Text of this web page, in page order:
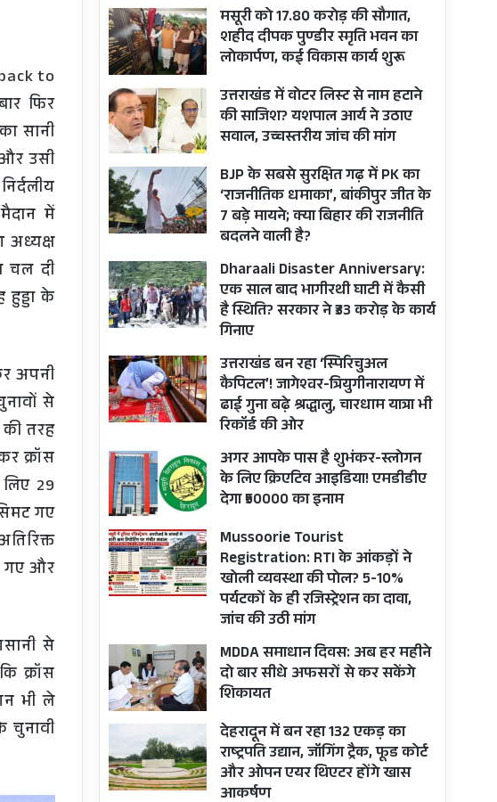
to
फिर
सानी
उसी
में
अध्यक्ष
चल दी
के
अपनी
से
तरह
क्रॉस
29
गए
गए और
से
क्रॉस
भी ले
चुनावी
मसूरी को 17.80 करोड़ की सौगात,
शहीद दीपक पुण्डीर स्मृति भवन का
लोकार्पण, कई विकास कार्य शुरू
उत्तराखंड में वोटर लिस्ट से नाम हटाने
की साजिश? यशपाल आर्य ने उठाए
सवाल, उच्चस्तरीय जांच की मांग
BJP के सबसे सुरक्षित गढ़ में PK का
‘राजनीतिक धमाका’, बांकीपुर जीत के
7 बड़े मायने; क्या बिहार की राजनीति
बदलने वाली है?
Dharaali Disaster Anniversary:
एक साल बाद भागीरथी घाटी में कैसी
है स्थिति? सरकार ने ₹33 करोड़ के कार्य
गिनाए
उत्तराखंड बन रहा ‘स्पिरिचुअल
कैपिटल’! जागेश्वर-त्रियुगीनारायण में
ढाई गुना बढ़े श्रद्धालु, चारधाम यात्रा भी
रिकॉर्ड की ओर
अगर आपके पास है शुभंकर-स्लोगन
के लिए क्रिएटिव आइडिया! एमडीडीए
देगा ₹50000 का इनाम
Mussoorie Tourist
Registration: RTI के आंकड़ों ने
खोली व्यवस्था की पोल? 5-10%
पर्यटकों के ही रजिस्ट्रेशन का दावा,
जांच की उठी मांग
MDDA समाधान दिवस: अब हर महीने
दो बार सीधे अफसरों से कर सकेंगे
शिकायत
देहरादून में बन रहा 132 एकड़ का
राष्ट्रपति उद्यान, जॉगिंग ट्रैक, फूड कोर्ट
और ओपन एयर थिएटर होंगे खास
आकर्षण